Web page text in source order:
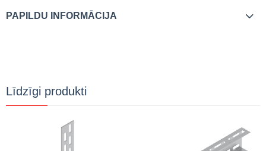
PAPILDU INFORMĀCIJA
Līdzīgi produkti